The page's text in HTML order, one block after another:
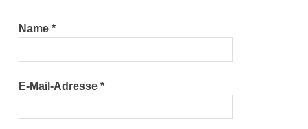
Name*
E-Mail-Adresse*